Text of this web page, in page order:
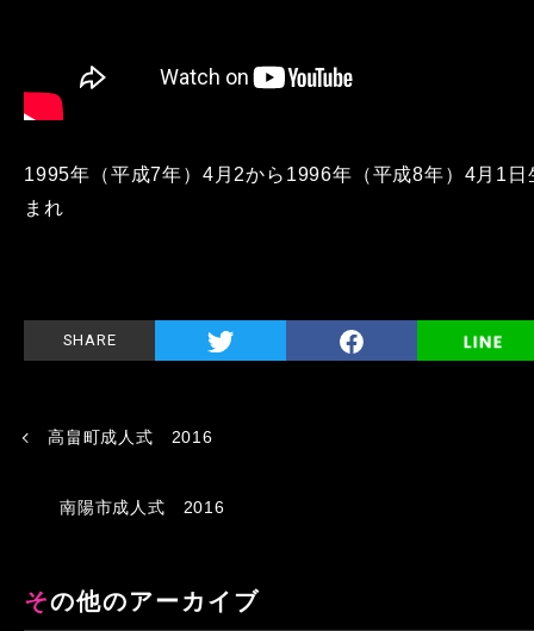
1995年（平成7年）4月2から1996年（平成8年）4月1日
まれ
SHARE
高畠町成人式 2016
南陽市成人式 2016
その他のアーカイブ